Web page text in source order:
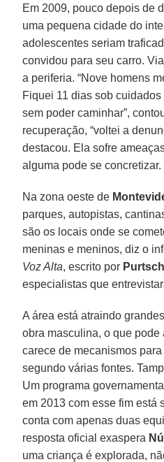
Em 2009, pouco depois de
uma pequena cidade do
adolescentes seriam
convidou para seu carro.
a periferia. “Nove homens
Fiquei 11 dias sob
sem poder caminhar”,
recuperação, “voltei a
destacou. Ela sofre
alguma pode se concretizar.
Na zona oeste de
parques, autopistas,
são os locais onde se
meninas e meninos, diz o
Voz Alta, escrito por
especialistas que
A área está atraindo
obra masculina, o que pode
carece de mecanismos
segundo várias fontes.
Um programa
em 2013 com esse fim está
conta com apenas duas
resposta oficial exaspera
uma criança é explorada,